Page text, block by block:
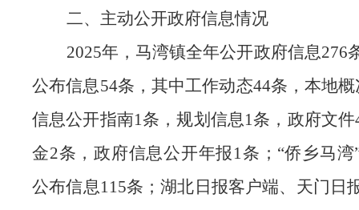
二、主动公开政府信息情况
2025年，马湾镇全年公开政府信息276
公布信息54条，其中工作动态44条，本地
信息公开指南1条，规划信息1条，政府文
金2条，政府信息公开年报1条；“侨乡马湾
公布信息115条；湖北日报客户端、天门日